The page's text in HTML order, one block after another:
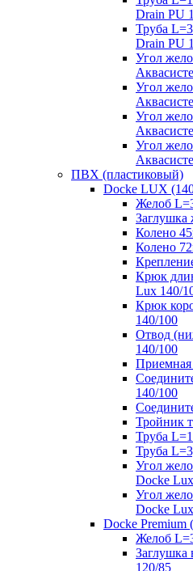
Drain PU
Труба
Drain PU
Угол
Угол
Угол
Угол
ПВХ (пластиковый)
Docke LUX
Желоб
Заглушка
Колено
Колено
Крюк
Lux 140/
Крюк
140/100
Отвод
140/100
Приемная
140/100
Тройник
Труба
Труба
Угол
Docke
Угол
Docke
Docke Premium
Желоб
Заглушка
120/85